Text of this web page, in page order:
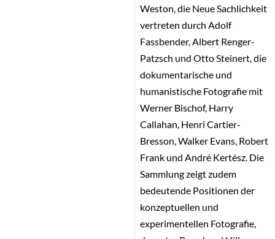
Weston, die Neue Sachlichkeit
vertreten durch Adolf
Fassbender, Albert Renger-
Patzsch und Otto Steinert, die
dokumentarische und
humanistische Fotografie mit
Werner Bischof, Harry
Callahan, Henri Cartier-
Bresson, Walker Evans, Robert
Frank und André Kertész. Die
Sammlung zeigt zudem
bedeutende Positionen der
konzeptuellen und
experimentellen Fotografie,